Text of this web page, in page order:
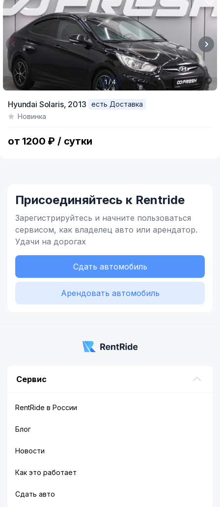
of
1 / 4
Hyundai Solaris, 2013
есть Доставка
Новинка
от 1200 ₽ / сутки
Присоединяйтесь к Rentride
Зарегистрируйтесь и начните пользоваться
сервисом, как владелец авто или арендатор.
Удачи на дорогах
Сдать автомобиль
Арендовать автомобиль
Сервис
RentRide в России
Блог
Новости
Как это работает
Сдать авто